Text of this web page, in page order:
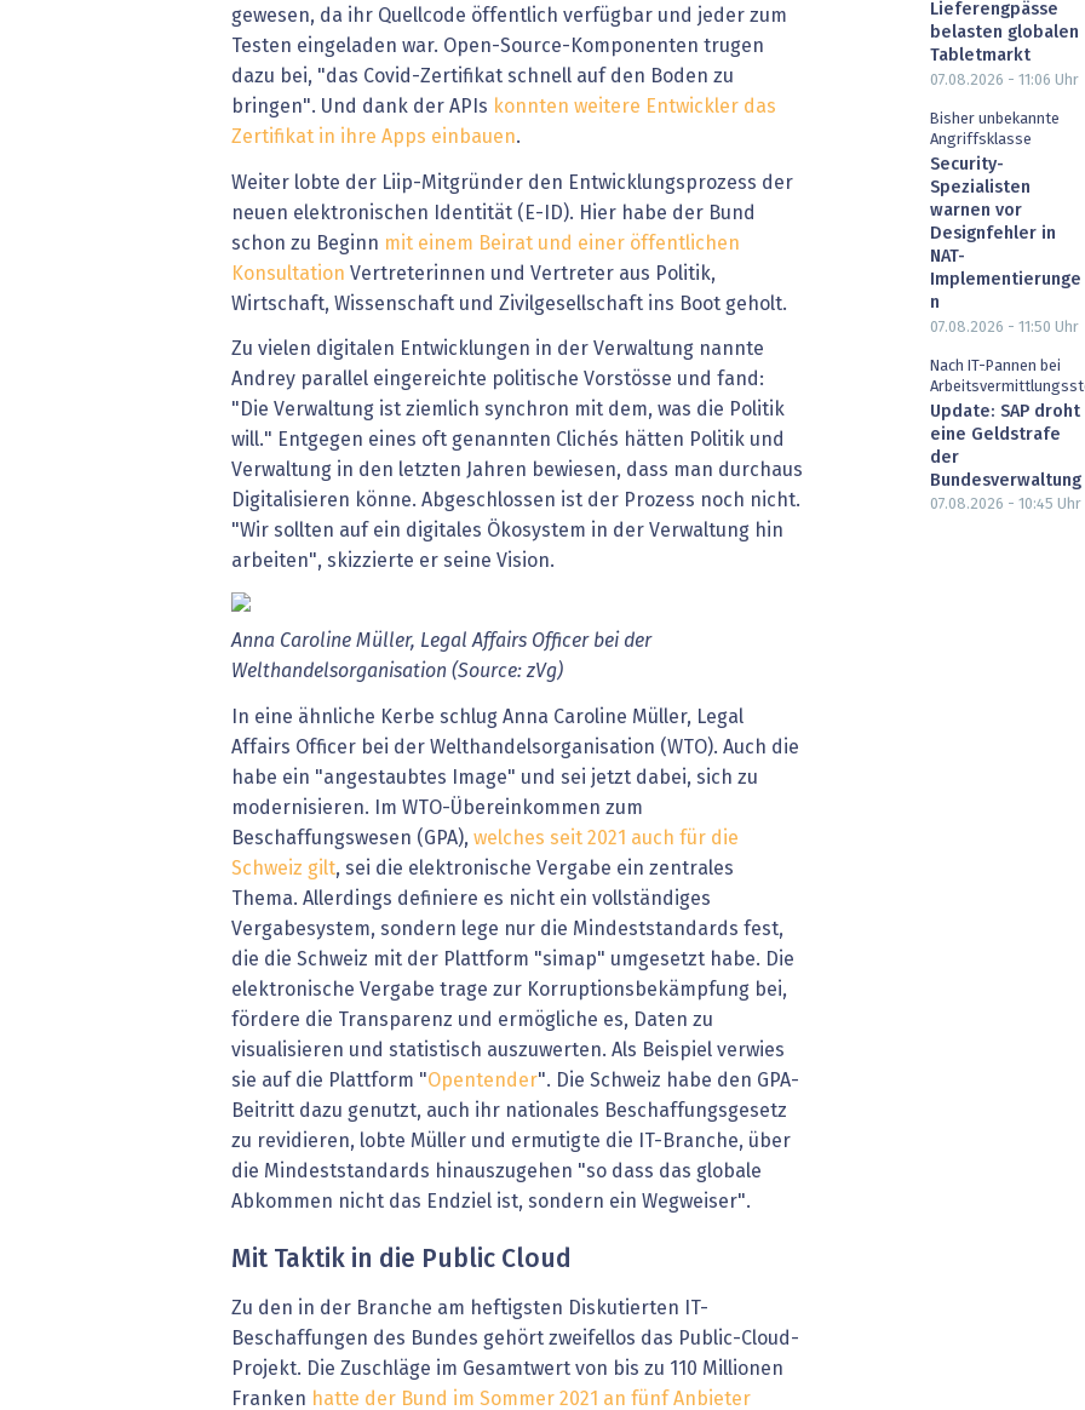
gewesen, da ihr Quellcode öffentlich verfügbar und jeder zum
Testen eingeladen war. Open-Source-Komponenten trugen
dazu bei, "das Covid-Zertifikat schnell auf den Boden zu
bringen". Und dank der APIs konnten weitere Entwickler das
Zertifikat in ihre Apps einbauen.
Weiter lobte der Liip-Mitgründer den Entwicklungsprozess der
neuen elektronischen Identität (E-ID). Hier habe der Bund
schon zu Beginn mit einem Beirat und einer öffentlichen
Konsultation Vertreterinnen und Vertreter aus Politik,
Wirtschaft, Wissenschaft und Zivilgesellschaft ins Boot geholt.
Zu vielen digitalen Entwicklungen in der Verwaltung nannte
Andrey parallel eingereichte politische Vorstösse und fand:
"Die Verwaltung ist ziemlich synchron mit dem, was die Politik
will." Entgegen eines oft genannten Clichés hätten Politik und
Verwaltung in den letzten Jahren bewiesen, dass man durchaus
Digitalisieren könne. Abgeschlossen ist der Prozess noch nicht.
"Wir sollten auf ein digitales Ökosystem in der Verwaltung hin
arbeiten", skizzierte er seine Vision.
Anna Caroline Müller, Legal Affairs Officer bei der
Welthandelsorganisation (Source: zVg)
In eine ähnliche Kerbe schlug Anna Caroline Müller, Legal
Affairs Officer bei der Welthandelsorganisation (WTO). Auch die
habe ein "angestaubtes Image" und sei jetzt dabei, sich zu
modernisieren. Im WTO-Übereinkommen zum
Beschaffungswesen (GPA), welches seit 2021 auch für die
Schweiz gilt, sei die elektronische Vergabe ein zentrales
Thema. Allerdings definiere es nicht ein vollständiges
Vergabesystem, sondern lege nur die Mindeststandards fest,
die die Schweiz mit der Plattform "simap" umgesetzt habe. Die
elektronische Vergabe trage zur Korruptionsbekämpfung bei,
fördere die Transparenz und ermögliche es, Daten zu
visualisieren und statistisch auszuwerten. Als Beispiel verwies
sie auf die Plattform "Opentender". Die Schweiz habe den GPA-
Beitritt dazu genutzt, auch ihr nationales Beschaffungsgesetz
zu revidieren, lobte Müller und ermutigte die IT-Branche, über
die Mindeststandards hinauszugehen "so dass das globale
Abkommen nicht das Endziel ist, sondern ein Wegweiser".
Mit Taktik in die Public Cloud
Zu den in der Branche am heftigsten Diskutierten IT-
Beschaffungen des Bundes gehört zweifellos das Public-Cloud-
Projekt. Die Zuschläge im Gesamtwert von bis zu 110 Millionen
Franken hatte der Bund im Sommer 2021 an fünf Anbieter
Lieferengpässe
belasten globalen
Tabletmarkt
07.08.2026 - 11:06 Uhr
Bisher unbekannte
Angriffsklasse
Security-
Spezialisten
warnen vor
Designfehler in
NAT-
Implementierunge
n
07.08.2026 - 11:50 Uhr
Nach IT-Pannen bei
Update: SAP droht
eine Geldstrafe
der
Bundesverwaltung
07.08.2026 - 10:45 Uhr